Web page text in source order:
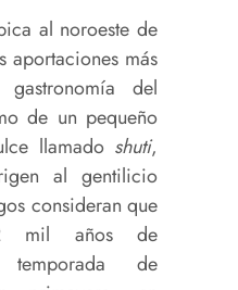
al noroeste de
aportaciones más
del
de un pequeño
llamado shuti,
al gentilicio
consideran que
mil años de
temporada de